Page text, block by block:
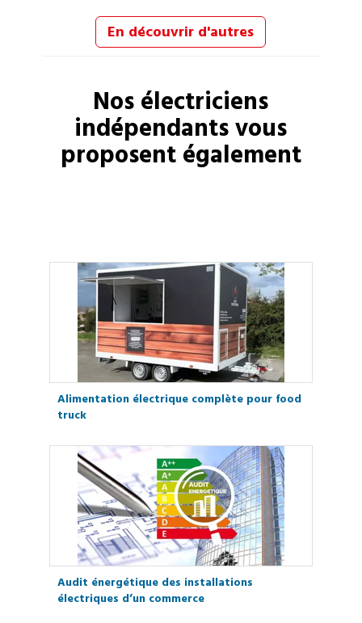
En découvrir d'autres
Nos électriciens
indépendants vous
proposent également
Alimentation électrique complète pour food
truck
Audit énergétique des installations
électriques d’un commerce